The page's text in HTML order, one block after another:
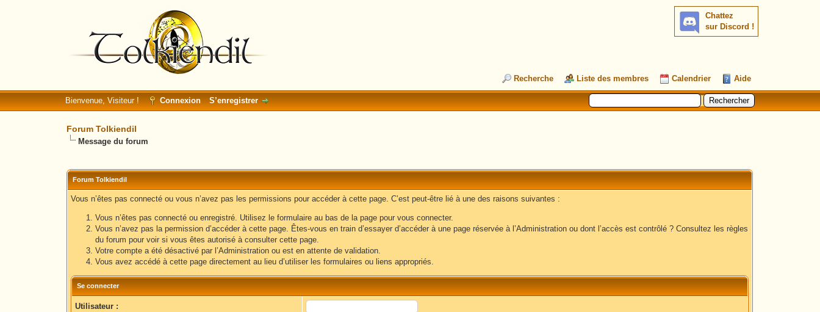
Chattez
sur Discord !
Recherche Liste des membres Calendrier Aide
Bienvenue, Visiteur ! Connexion S’enregistrer
Forum Tolkiendil
Message du forum
Forum Tolkiendil
Vous n’êtes pas connecté ou vous n’avez pas les permissions pour accéder à cette page. C’est peut-être lié à une des raisons suivantes :
Vous n’êtes pas connecté ou enregistré. Utilisez le formulaire au bas de la page pour vous connecter.
Vous n’avez pas la permission d’accéder à cette page. Êtes-vous en train d’essayer d’accéder à une page réservée à l’Administration ou dont l’accès est contrôlé ? Consultez les règles
du forum pour voir si vous êtes autorisé à consulter cette page.
Votre compte a été désactivé par l’Administration ou est en attente de validation.
Vous avez accédé à cette page directement au lieu d’utiliser les formulaires ou liens appropriés.
Se connecter
Utilisateur :